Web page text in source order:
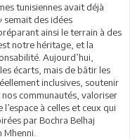
tunisiennes avait déjà
semait des idées
ainsi le terrain à des
notre héritage, et la
Aujourd’hui,
écarts, mais de bâtir les
inclusives, soutenir
communautés, valoriser
à celles et ceux qui
par Bochra Belhaj